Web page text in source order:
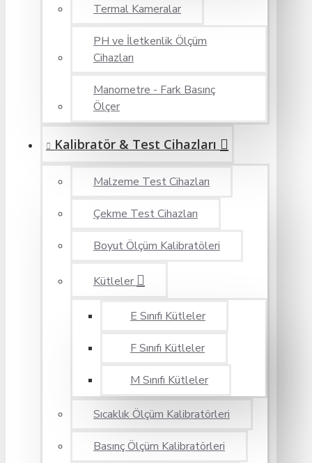
Termal Kameralar
PH ve İletkenlik Ölçüm
Cihazları
Manometre - Fark Basınç
Ölçer
Kalibratör & Test Cihazları
Malzeme Test Cihazları
Çekme Test Cihazları
Boyut Ölçüm Kalibratöleri
Kütleler
E Sınıfı Kütleler
F Sınıfı Kütleler
M Sınıfı Kütleler
Sıcaklık Ölçüm Kalibratörleri
Basınç Ölçüm Kalibratörleri